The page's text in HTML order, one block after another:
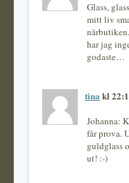
Glass,
mitt liv
har jag
godaste…
tina kl
Johanna:
får prova.
guldglass
ut! :-)